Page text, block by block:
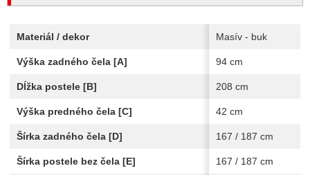
Materiál / dekor Masív - buk
Výška zadného čela [A] 94 cm
Dĺžka postele [B] 208 cm
Výška predného čela [C] 42 cm
Šírka zadného čela [D] 167 / 187 cm
Šírka postele bez čela [E] 167 / 187 cm